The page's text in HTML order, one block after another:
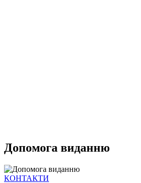
Допомога виданню
КОНТАКТИ